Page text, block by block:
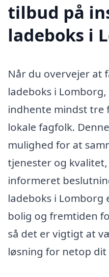
tilbud på
ladeboks i
Når du overvejer at
ladeboks i
indhente mindst tre
lokale fagfolk.
mulighed for at
tjenester og
informeret
ladeboks i Lomborg
bolig og fremtiden
så det er vigtigt at
løsning for netop dit